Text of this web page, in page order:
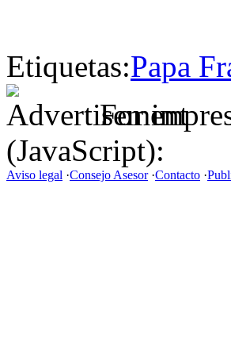
Etiquetas:Papa
For
(JavaScript):
Aviso legal ·Consejo Asesor·Contacto ·